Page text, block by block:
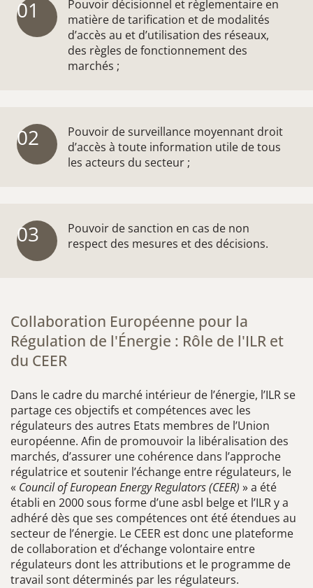
01
Pouvoir décisionnel et règlementaire en
matière de tarification et de modalités
d’accès au et d’utilisation des réseaux,
des règles de fonctionnement des
marchés ;
02
Pouvoir de surveillance moyennant droit
d’accès à toute information utile de tous
les acteurs du secteur ;
03
Pouvoir de sanction en cas de non
respect des mesures et des décisions.
Collaboration Européenne pour la
Régulation de l'Énergie : Rôle de l'ILR et
du CEER
Dans le cadre du marché intérieur de l’énergie, l’ILR se
partage ces objectifs et compétences avec les
régulateurs des autres Etats membres de l’Union
européenne. Afin de promouvoir la libéralisation des
marchés, d’assurer une cohérence dans l’approche
régulatrice et soutenir l’échange entre régulateurs, le
« Council of European Energy Regulators (CEER) » a été
établi en 2000 sous forme d’une asbl belge et l’ILR y a
adhéré dès que ses compétences ont été étendues au
secteur de l’énergie. Le CEER est donc une plateforme
de collaboration et d’échange volontaire entre
régulateurs dont les attributions et le programme de
travail sont déterminés par les régulateurs.